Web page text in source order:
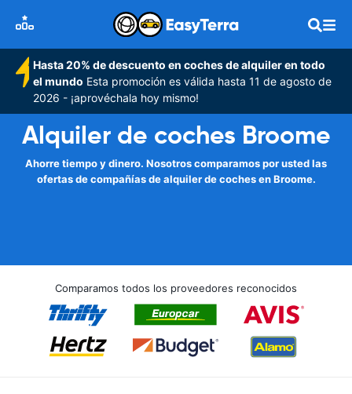
Hasta 20% de descuento en coches de alquiler en todo
el mundo Esta promoción es válida hasta 11 de agosto de
2026 - ¡aprovéchala hoy mismo!
Alquiler de coches Broome
Ahorre tiempo y dinero. Nosotros comparamos por usted las
ofertas de compañías de alquiler de coches en Broome.
Comparamos todos los proveedores reconocidos